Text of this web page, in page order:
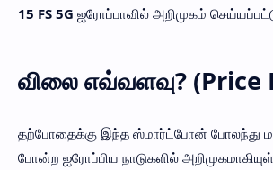
15 FS 5G ஐரோப்பாவில் அறிமுகம்
விலை எவ்வளவு? (Price
தற்போதைக்கு இந்த ஸ்மார்ட்போன் போலந்து
போன்ற ஐரோப்பிய நாடுகளில்